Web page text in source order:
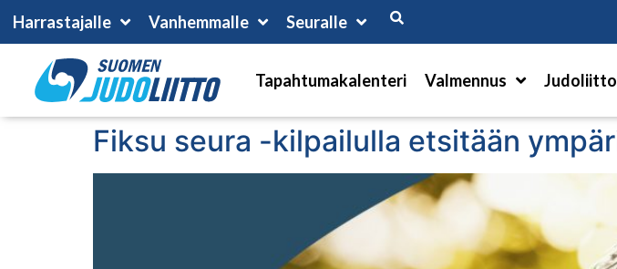
Harrastajalle Vanhemmalle Seuralle
Tapahtumakalenteri Valmennus Judoliitto
Fiksu seura -kilpailulla etsitään